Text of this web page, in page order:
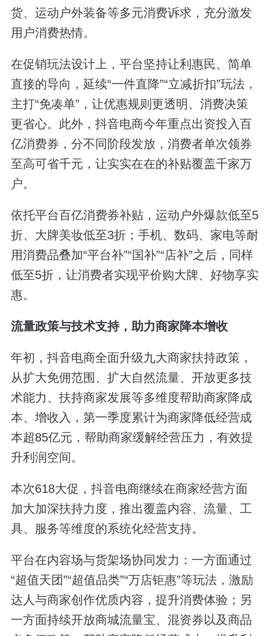
货、运动户外装备等多元消费诉求，充分激发
用户消费热情。
在促销玩法设计上，平台坚持让利惠民、简单
直接的导向，延续“一件直降”“立减折扣”玩法，
主打“免凑单”，让优惠规则更透明、消费决策
更省心。此外，抖音电商今年重点出资投入百
亿消费券，分不同阶段发放，消费者单次领券
至高可省千元，让实实在在的补贴覆盖千家万
户。
依托平台百亿消费券补贴，运动户外爆款低至5
折、大牌美妆低至3折；手机、数码、家电等耐
用消费品叠加“平台补”“国补”“店补”之后，同样
低至5折，让消费者实现平价购大牌、好物享实
惠。
流量政策与技术支持，助力商家降本增收
年初，抖音电商全面升级九大商家扶持政策，
从扩大免佣范围、扩大自然流量、开放更多技
术能力、扶持商家发展等多维度帮助商家降成
本、增收入，第一季度累计为商家降低经营成
本超85亿元，帮助商家缓解经营压力，有效提
升利润空间。
本次618大促，抖音电商继续在商家经营方面
加大加深扶持力度，推出覆盖内容、流量、工
具、服务等维度的系统化经营支持。
平台在内容场与货架场协同发力：一方面通过
“超值天团”“超值品类”“万店钜惠”等玩法，激励
达人与商家创作优质内容，提升消费体验；另
一方面持续开放商城流量宝、混资券以及商品